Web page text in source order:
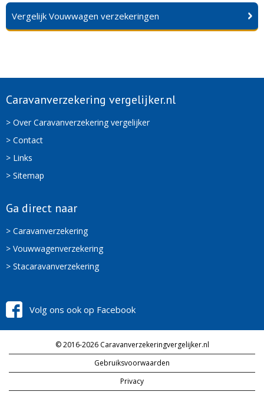
Vergelijk Vouwwagen verzekeringen
Caravanverzekering vergelijker.nl
> Over Caravanverzekering vergelijker
> Contact
> Links
> Sitemap
Ga direct naar
> Caravanverzekering
> Vouwwagenverzekering
> Stacaravanverzekering
Volg ons ook op Facebook
© 2016-2026 Caravanverzekeringvergelijker.nl
Gebruiksvoorwaarden
Privacy